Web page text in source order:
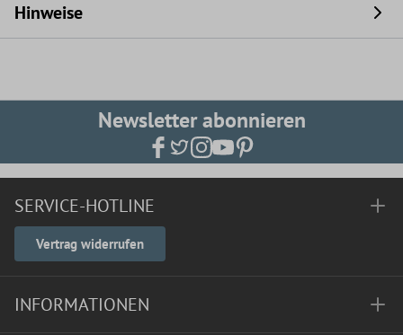
Hinweise
Newsletter abonnieren
SERVICE-HOTLINE
Vertrag widerrufen
INFORMATIONEN